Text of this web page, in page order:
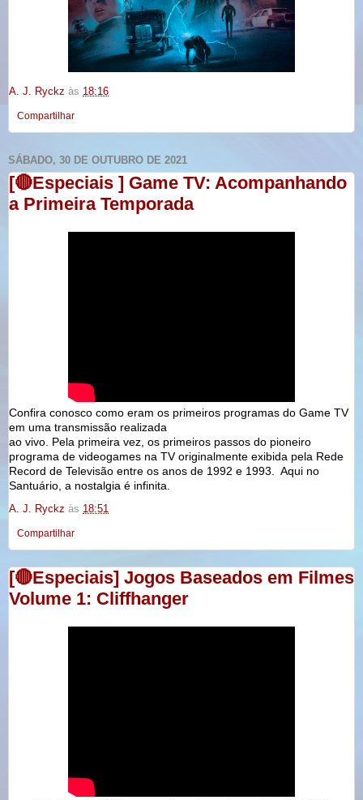
A. J. Ryckz às 18:16
Compartilhar
SÁBADO, 30 DE OUTUBRO DE 2021
[🔴Especiais ] Game TV: Acompanhando
a Primeira Temporada
Confira conosco como eram os primeiros programas do Game TV
em uma transmissão realizada
ao vivo. Pela primeira vez, os primeiros passos do pioneiro
programa de videogames na TV originalmente exibida pela Rede
Record de Televisão entre os anos de 1992 e 1993. Aqui no
Santuário, a nostalgia é infinita.
A. J. Ryckz às 18:51
Compartilhar
[🔴Especiais] Jogos Baseados em Filmes
Volume 1: Cliffhanger